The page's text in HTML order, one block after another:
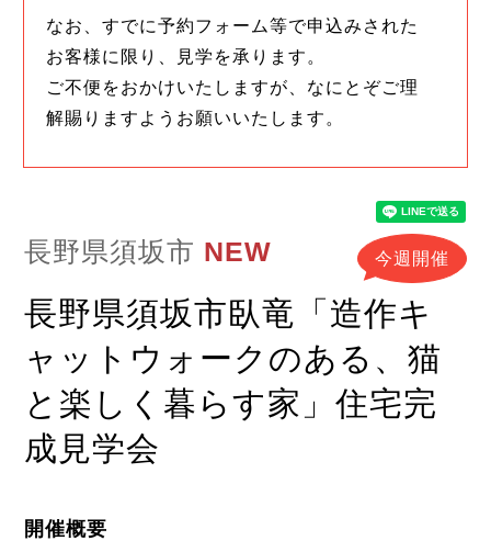
なお、すでに予約フォーム等で申込みされた
お客様に限り、見学を承ります。
ご不便をおかけいたしますが、なにとぞご理
解賜りますようお願いいたします。
今週開催
長野県須坂市 NEW
長野県須坂市臥竜「造作キ
ャットウォークのある、猫
と楽しく暮らす家」住宅完
成見学会
開催概要